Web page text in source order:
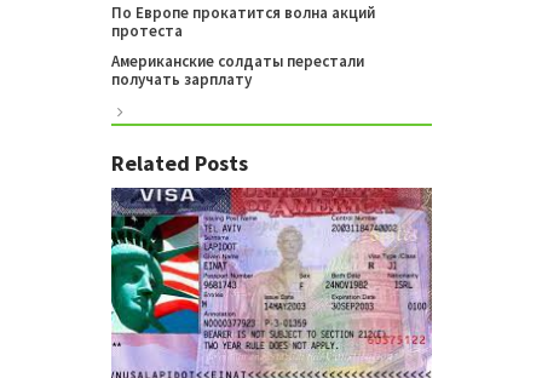
По Европе прокатится волна акций
протеста
Американские солдаты перестали
получать зарплату
Related Posts